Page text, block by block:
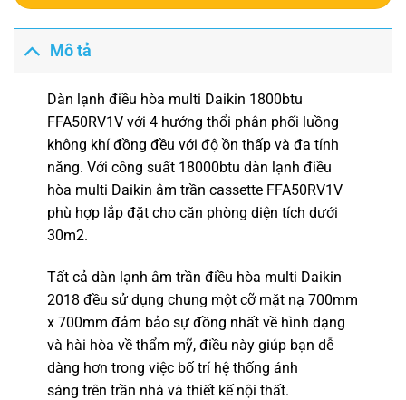
Mô tả
Dàn lạnh điều hòa multi Daikin 1800btu
FFA50RV1Vvới 4 hướng thổi phân phối luồng
không khí đồng đều với độ ồn thấp và đa tính
năng. Với công suất 18000btu dàn lạnh điều
hòa multi Daikin âm trần cassette FFA50RV1V
phù hợp lắp đặt cho căn phòng diện tích dưới
30m2.
Tất cả dàn lạnh âm trần điều hòa multi Daikin
2018 đều sử dụng chung một cỡ mặt nạ 700mm
x 700mm đảm bảo sự đồng nhất về hình dạng
và hài hòa về thẩm mỹ, điều này giúp bạn dễ
dàng hơn trong việc bố trí hệ thống ánh
sáng trên trần nhà và thiết kế nội thất.